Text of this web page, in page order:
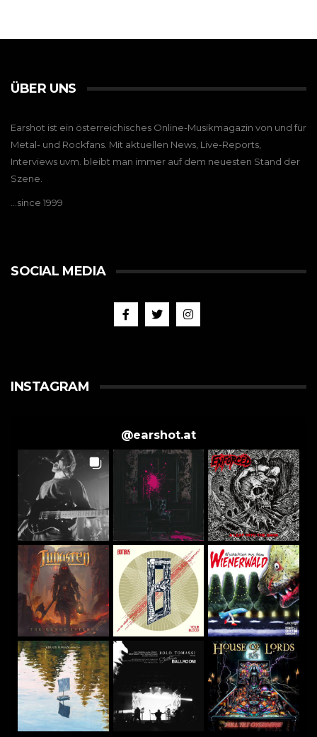
ÜBER UNS
Earshot ist ein österreichisches Online-Musikmagazin von und für
Metal- und Rockfans. Mit aktuellen News, Live-Reports,
Interviews uvm. bleibt man immer auf dem neuesten Stand der
Szene.
…since 1999
SOCIAL MEDIA
INSTAGRAM
@earshot.at